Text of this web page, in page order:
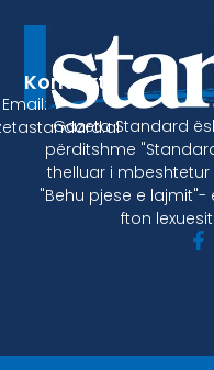
Gazeta Standard
përditshme
thelluar i
"Behu pjese e
fton
Kontakt
Email: